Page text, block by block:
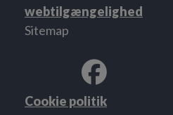
webtilgængelighed
Sitemap
Cookie politik